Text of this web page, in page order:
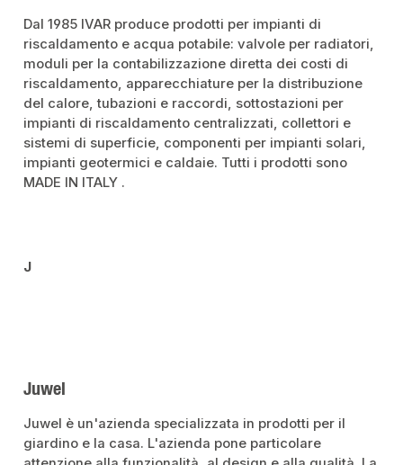
Dal 1985 IVAR produce prodotti per impianti di
riscaldamento e acqua potabile: valvole per radiatori,
moduli per la contabilizzazione diretta dei costi di
riscaldamento, apparecchiature per la distribuzione
del calore, tubazioni e raccordi, sottostazioni per
impianti di riscaldamento centralizzati, collettori e
sistemi di superficie, componenti per impianti solari,
impianti geotermici e caldaie. Tutti i prodotti sono
MADE IN ITALY .
J
Juwel
Juwel è un'azienda specializzata in prodotti per il
giardino e la casa. L'azienda pone particolare